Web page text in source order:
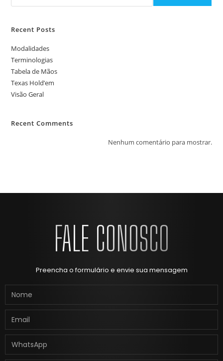
Recent Posts
Modalidades
Terminologias
Tabela de Mãos
Texas Hold’em
Visão Geral
Recent Comments
Nenhum comentário para mostrar.
FALE CONOSCO
Preencha o formulário e envie sua mensagem